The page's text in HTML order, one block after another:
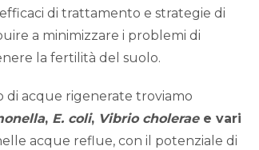
di trattamento e strategie di
a minimizzare i problemi di
la fertilità del suolo.
di acque rigenerate troviamo
, E. coli, Vibrio choleraee vari
acque reflue, con il potenziale di